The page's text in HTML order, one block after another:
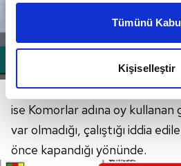
daha iyi reklam deneyimi
amacımızın size daha iyi bir
elimizden gelen çabayı
kalemimiz olduğunu sizlere
Her halükârda, kullanıcılar, bu
takdirde, kullanıcılara hedefli
Tümünü
Kişiselleştir
İtalyan basınının gündeme
ise Komorlar adına oy
var olmadığı, çalıştığı iddia
önce kapandığı yönünde.